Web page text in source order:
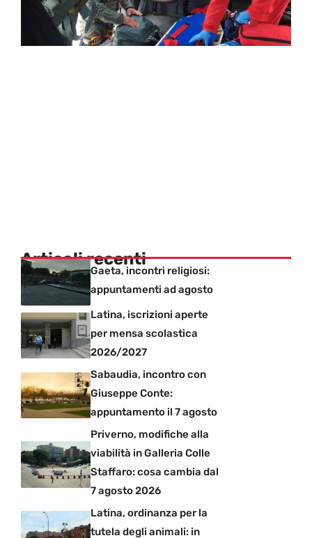
Articoli recenti
Gaeta, incontri religiosi:
appuntamenti ad agosto
Latina, iscrizioni aperte
per mensa scolastica
2026/2027
Sabaudia, incontro con
Giuseppe Conte:
appuntamento il 7 agosto
Priverno, modifiche alla
viabilità in Galleria Colle
Staffaro: cosa cambia dal
7 agosto 2026
Latina, ordinanza per la
tutela degli animali: in